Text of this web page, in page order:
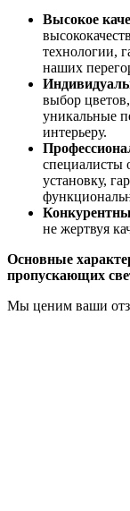
Высокое
технологии,
наших
выбор
уникальные
интерьеру.
специалисты
установку,
не жертвуя
Основные
пропускающих
Мы ценим ваши